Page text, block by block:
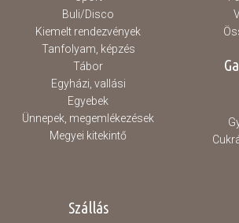
Buli/Disco
Kiemelt rendezvények
Tanfolyam, képzés
Tábor
Egyházi, vallási
Egyebek
Ünnepek, megemlékezések
Megyei kitekintő
Szállás